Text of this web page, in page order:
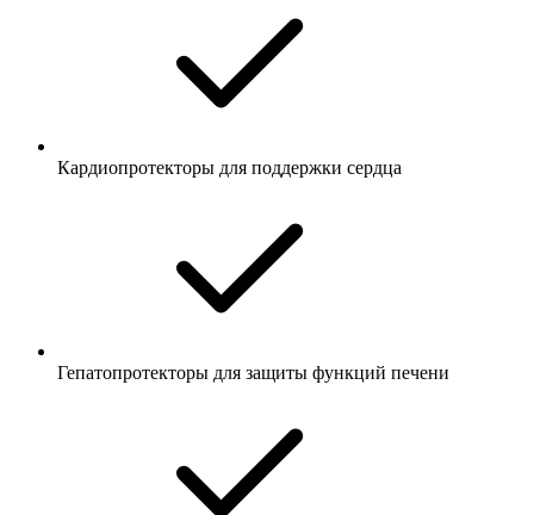
Кардиопротекторы для поддержки сердца
Гепатопротекторы для защиты функций печени